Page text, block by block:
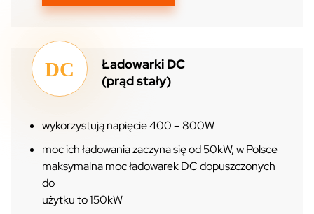
Ładowarki DC
(prąd stały)
wykorzystują napięcie 400 – 800W
moc ich ładowania zaczyna się od 50kW, w Polsce
maksymalna moc ładowarek DC dopuszczonych
do
użytku to 150kW